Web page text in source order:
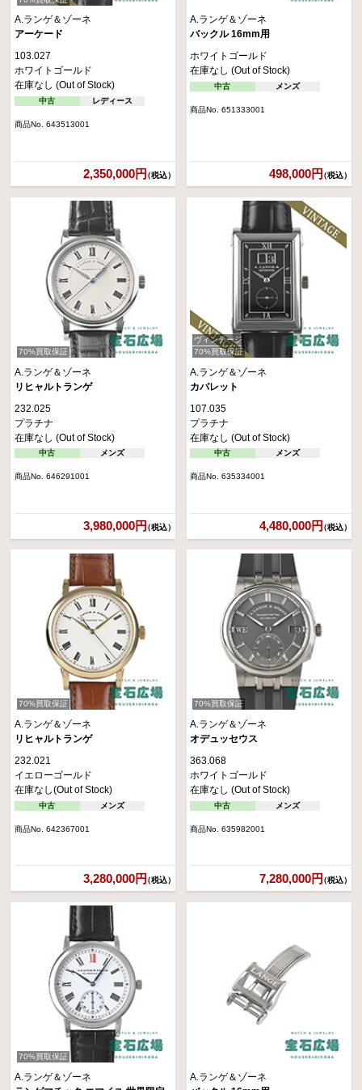
A.ランゲ＆ゾーネ
アーケード
103.027
ホワイトゴールド
在庫なし (Out of Stock)
中古 レディース
商品No. 643513001
2,350,000円（税込）
A.ランゲ＆ゾーネ
バックル 16mm用
ホワイトゴールド
在庫なし (Out of Stock)
中古 メンズ
商品No. 651333001
498,000円（税込）
70%買取保証
A.ランゲ＆ゾーネ
リヒャルトランゲ
232.025
プラチナ
在庫なし (Out of Stock)
中古 メンズ
商品No. 646291001
3,980,000円（税込）
ヴィンテージ
70%買取保証
A.ランゲ＆ゾーネ
カバレット
107.035
プラチナ
在庫なし (Out of Stock)
中古 メンズ
商品No. 635334001
4,480,000円（税込）
70%買取保証
A.ランゲ＆ゾーネ
リヒャルトランゲ
232.021
イエローゴールド
在庫なし(Out of Stock)
中古 メンズ
商品No. 642367001
3,280,000円（税込）
70%買取保証
A.ランゲ＆ゾーネ
オデュッセウス
363.068
ホワイトゴールド
在庫なし (Out of Stock)
中古 メンズ
商品No. 635982001
7,280,000円（税込）
70%買取保証
A.ランゲ＆ゾーネ
A.ランゲ＆ゾーネ